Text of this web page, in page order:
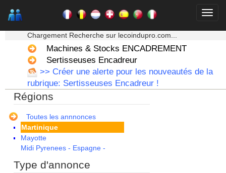
Chargement Recherche sur lecoindupro.com...
Machines & Stocks ENCADREMENT
Sertisseuses Encadreur
>> Créer une alerte pour les nouveautés de la
rubrique: Sertisseuses Encadreur !
Régions
Toutes les annnonces
Champagne Ardenne
Franche Comte - Suisse
Guadeloupe
Guyane
Haute Normandie
Ile de France
La Réunion
Languedoc Roussillon
Limousin
Lorraine
Martinique
Mayotte
Midi Pyrenees - Espagne -
Nord Pas de Calais - Belgique -
Type d'annonce